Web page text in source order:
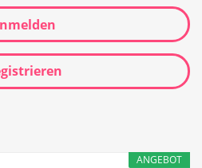
ANGEBOT